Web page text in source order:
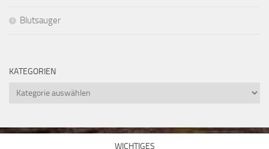
Blutsauger
KATEGORIEN
Kategorien
WICHTIGES